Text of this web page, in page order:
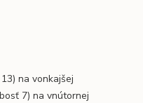
na vonkajšej
7) na vnútornej